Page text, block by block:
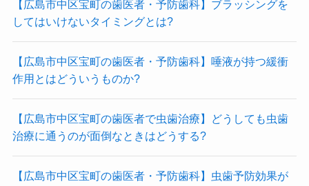
【広島市中区宝町の歯医者・予防歯科】ブラッシングを
してはいけないタイミングとは?
【広島市中区宝町の歯医者・予防歯科】唾液が持つ緩衝
作用とはどういうものか?
【広島市中区宝町の歯医者で虫歯治療】どうしても虫歯
治療に通うのが面倒なときはどうする?
【広島市中区宝町の歯医者・予防歯科】虫歯予防効果が